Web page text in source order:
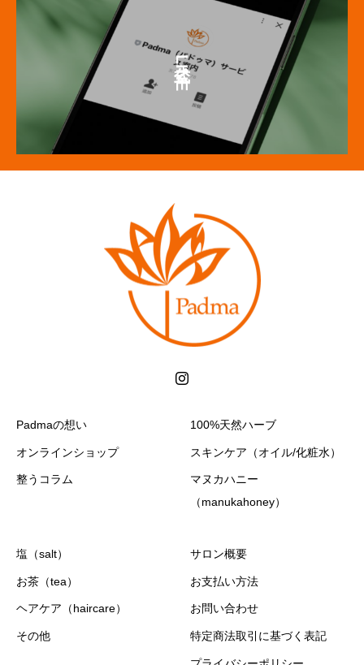
公式LINE
Padmaの想い
オンラインショップ
整うコラム
100%天然ハーブ
スキンケア（オイル/化粧水）
マヌカハニー
（manukahoney）
塩（salt）
お茶（tea）
ヘアケア（haircare）
その他
サロン概要
お支払い方法
お問い合わせ
特定商法取引に基づく表記